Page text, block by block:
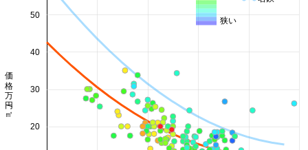
20
30
40
50
価格 万円/㎡
狭い